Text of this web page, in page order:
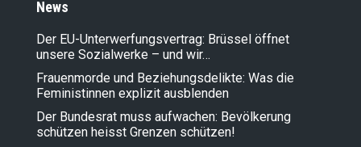
News
Der EU-Unterwerfungsvertrag: Brüssel öffnet
unsere Sozialwerke – und wir…
Frauenmorde und Beziehungsdelikte: Was die
Feministinnen explizit ausblenden
Der Bundesrat muss aufwachen: Bevölkerung
schützen heisst Grenzen schützen!